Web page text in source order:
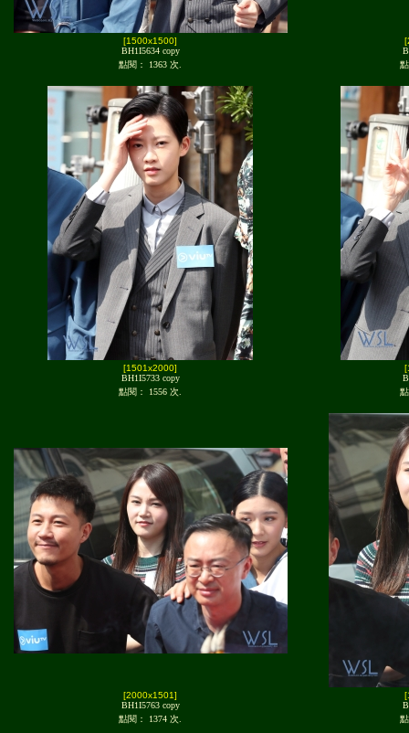
[1500x1500]
BH1I5634 copy
點閱： 1363 次.
[1501x2000]
BH1I5733 copy
點閱： 1556 次.
[2000x1501]
BH1I5763 copy
點閱： 1374 次.